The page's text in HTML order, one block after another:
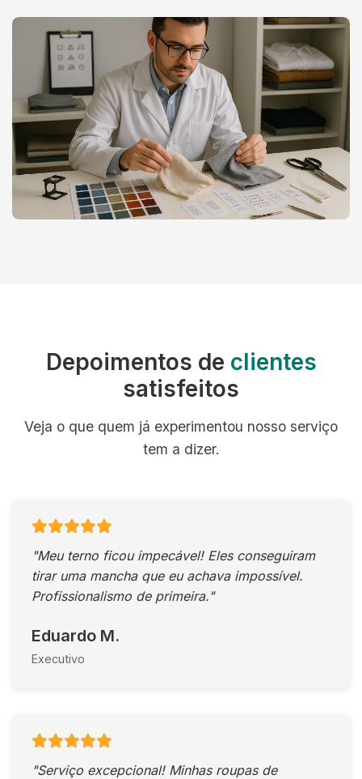
Depoimentos de clientes
satisfeitos
Veja o que quem já experimentou nosso serviço
tem a dizer.
"Meu terno ficou impecável! Eles conseguiram
tirar uma mancha que eu achava impossível.
Profissionalismo de primeira."
Eduardo M.
Executivo
"Serviço excepcional! Minhas roupas de